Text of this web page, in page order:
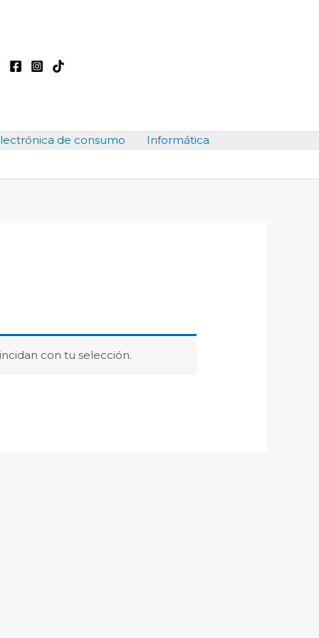
de consumo Informática
con tu selección.